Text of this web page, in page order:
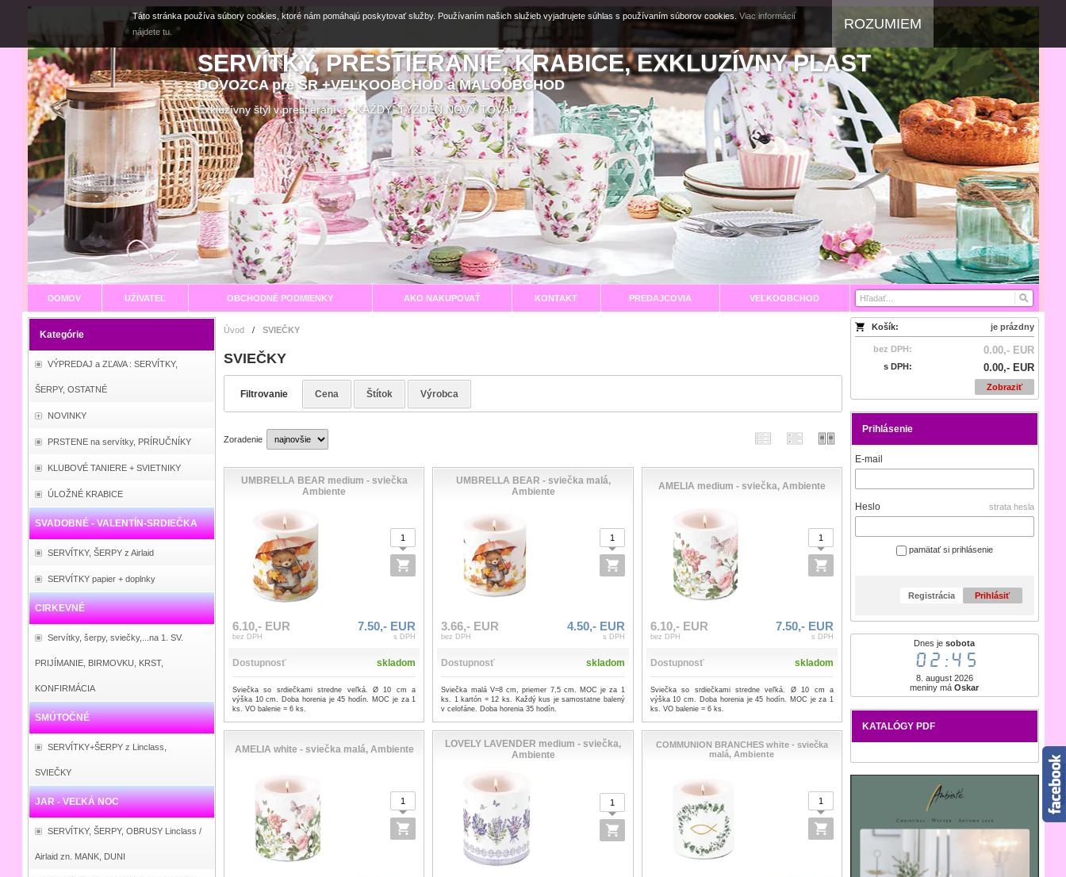
SERVÍTKY, PRESTIERANIE, KRABICE, EXKLUZÍVNY PLAST
DOVOZCA pre SR +VEĽKOOBCHOD a MALOOBCHOD
Exkluzívny štýl v prestieraní KAŽDÝ TÝŽDEŇ NOVÝ TOVAR
DOMOV UŽÍVATEĽ OBCHODNÉ PODMIENKY AKO NAKUPOVAŤ KONTAKT PREDAJCOVIA VEĽKOOBCHOD
Kategórie
VÝPREDAJ a ZĽAVA : SERVÍTKY,
ŠERPY, OSTATNÉ
NOVINKY
PRSTENE na servítky, PRÍRUČNÍKY
KLUBOVÉ TANIERE + SVIETNIKY
ÚLOŽNÉ KRABICE
SVADOBNÉ - VALENTÍN-SRDIEČKA
SERVÍTKY, ŠERPY z Airlaid
SERVÍTKY papier + doplnky
CIRKEVNÉ
Servítky, šerpy, sviečky,...na 1. SV.
PRIJÍMANIE, BIRMOVKU, KRST,
KONFIRMÁCIA
SMÚTOČNÉ
SERVÍTKY+ŠERPY z Linclass,
SVIEČKY
JAR - VEĽKÁ NOC
SERVÍTKY, ŠERPY, OBRUSY Linclass /
Airlaid zn. MANK, DUNI
Košík: je prázdny
bez DPH: 0.00,- EUR
s DPH: 0.00,- EUR
Zobraziť
Prihlásenie
E-mail
Heslo strata hesla
pamätať si prihlásenie
Registrácia Prihlásiť
Dnes jesobota
02:45
8. august 2026
meniny máOskar
KATALÓGY PDF
Úvod / SVIEČKY
SVIEČKY
Filtrovanie Cena Štítok Výrobca
Zoradenie
UMBRELLA BEAR medium - sviečka
Ambiente
6.10,- EUR
bez DPH
7.50,- EUR
s DPH
Dostupnosť skladom
Sviečka so srdiečkami stredne veľká. Ø 10 cm a
výška 10 cm. Doba horenia je 45 hodín. MOC je za 1
ks. VO balenie = 6 ks.
UMBRELLA BEAR - sviečka malá,
Ambiente
3.66,- EUR
bez DPH
4.50,- EUR
s DPH
Dostupnosť skladom
Sviečka malá V=8 cm, priemer 7,5 cm. MOC je za 1
ks. 1 kartón = 12 ks. Každý kus je samostatne balený
v celofáne. Doba horenia 35 hodín.
AMELIA medium - sviečka, Ambiente
6.10,- EUR
bez DPH
7.50,- EUR
s DPH
Dostupnosť skladom
Sviečka so srdiečkami stredne veľká. Ø 10 cm a
výška 10 cm. Doba horenia je 45 hodín. MOC je za 1
ks. VO balenie = 6 ks.
AMELIA white - sviečka malá, Ambiente
LOVELY LAVENDER medium - sviečka,
Ambiente
COMMUNION BRANCHES white - sviečka
malá, Ambiente
Táto stránka používa súbory cookies, ktoré nám pomáhajú poskytovať služby. Používaním našich služieb vyjadrujete súhlas s používaním súborov cookies. Viac informácií
nájdete tu.
ROZUMIEM